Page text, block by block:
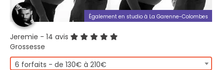
Également en studio à La Garenne-Colombes
Jeremie - 14 avis
Grossesse
6 forfaits - de 130€ à 210€